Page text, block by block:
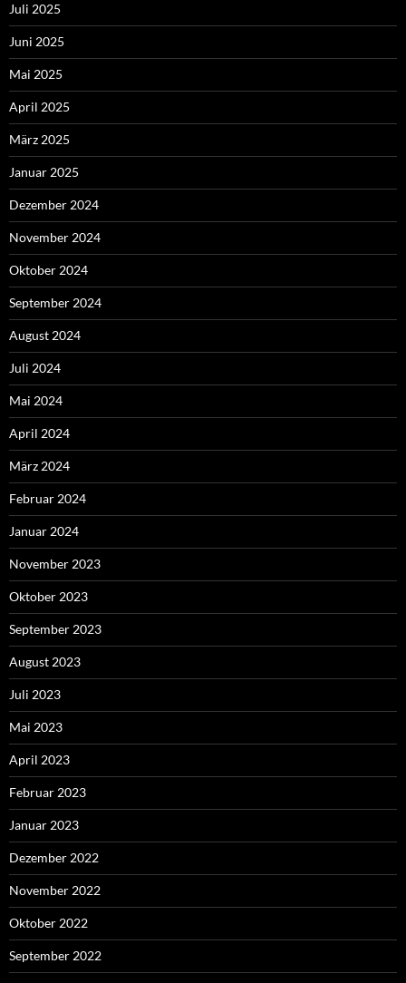
Juli 2025
Juni 2025
Mai 2025
April 2025
März 2025
Januar 2025
Dezember 2024
November 2024
Oktober 2024
September 2024
August 2024
Juli 2024
Mai 2024
April 2024
März 2024
Februar 2024
Januar 2024
November 2023
Oktober 2023
September 2023
August 2023
Juli 2023
Mai 2023
April 2023
Februar 2023
Januar 2023
Dezember 2022
November 2022
Oktober 2022
September 2022